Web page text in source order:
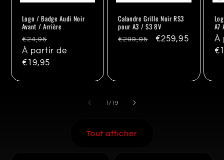
Logo / Badge Audi Noir
Avant / Arrière
Prix
habituel
€24,95
À partir de
€19,95
Calandre Grille Noir RS3
pour A3 / S3 8V
Prix
€299,95 Promo
€259,95
A7
À
1 /de
19
Tout afficher